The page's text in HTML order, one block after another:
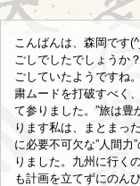
こんばんは、森岡です
ごしでしたでしょうか
ごしていたようですね
粛ムードを打破すべく
て参りました。”旅は豊
ります私は、まとまっ
に必要不可欠な”人間
りました。九州に行く
も計画を立てずにのん